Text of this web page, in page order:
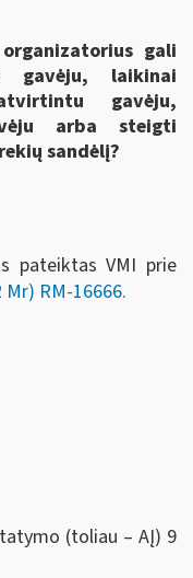
gali
gavėju, laikinai
gavėju,
arba steigti
sandėlį?
pateiktas VMI prie
Mr) RM-16666.
(toliau – AĮ) 9